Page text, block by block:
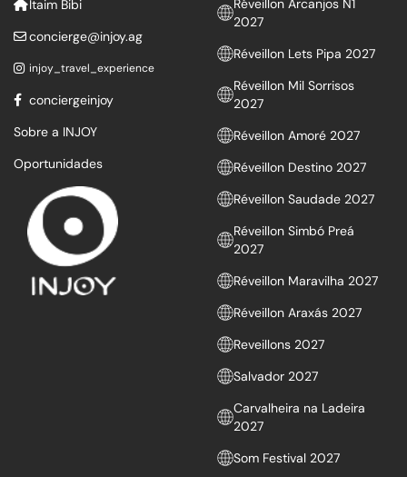
Itaim Bibi
concierge@injoy.ag
injoy_travel_experience
conciergeinjoy
Sobre a INJOY
Oportunidades
Réveillon Arcanjos N1
2027
Réveillon Lets Pipa 2027
Réveillon Mil Sorrisos
2027
Réveillon Amoré 2027
Réveillon Destino 2027
Réveillon Saudade 2027
Réveillon Simbó Preá
2027
Réveillon Maravilha 2027
Réveillon Araxás 2027
Reveillons 2027
Salvador 2027
Carvalheira na Ladeira
2027
Som Festival 2027